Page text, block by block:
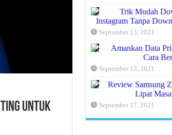
untuk
Trik Mudah
Instagram Tanpa
September 13, 2021
Amankan Data
Cara
September 13, 2021
Review Samsung
Lipat
September 17, 2021